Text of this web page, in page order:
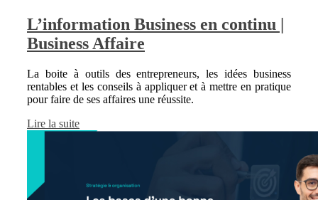
L’information Business en continu |
Business Affaire
La boite à outils des entrepreneurs, les idées business
rentables et les conseils à appliquer et à mettre en pratique
pour faire de ses affaires une réussite.
Lire la suite